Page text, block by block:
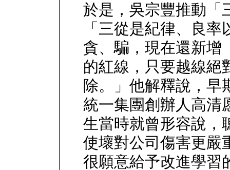
於是，吳宗豐推動「
「三從是紀律、良
貪、騙，現在還新增
的紅線，只要越線絕
除。」他解釋說，早
統一集團創辦人高清
生當時就曾形容說，
使壞對公司傷害更嚴
很願意給予改進學習